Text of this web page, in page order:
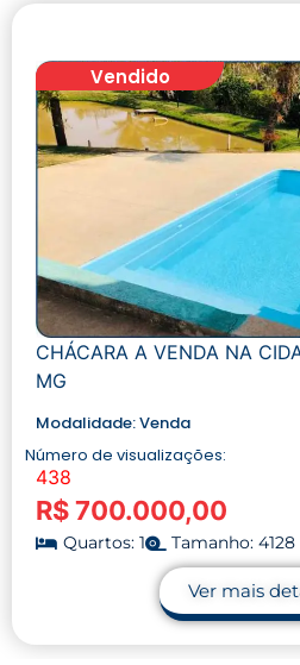
Vendido
CHÁCARA A VENDA NA
MG
Modalidade:Venda
Número de visualizações:
438
R$ 700.000,00
Quartos: 1 Tamanho: 4128
Ver mais